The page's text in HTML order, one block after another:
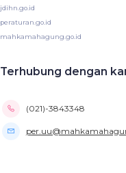
jdihn.go.id
peraturan.go.id
mahkamahagung.go.id
Terhubung dengan
(021)-3843348